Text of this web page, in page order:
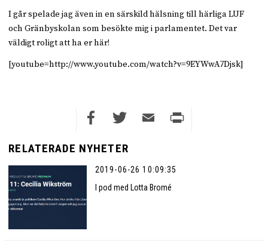
RELATERADE NYHETER
2019-06-26 10:09:35
I pod med Lotta Bromé
I går spelade jag även in en särskild hälsning till härliga LUF
och Gränbyskolan som besökte mig i parlamentet. Det var
väldigt roligt att ha er här!
[youtube=http://www.youtube.com/watch?v=9EYWwA7Djsk]
Facebook
Twitter
Email